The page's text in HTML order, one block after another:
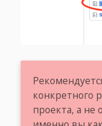
конкретного
проекта, а не